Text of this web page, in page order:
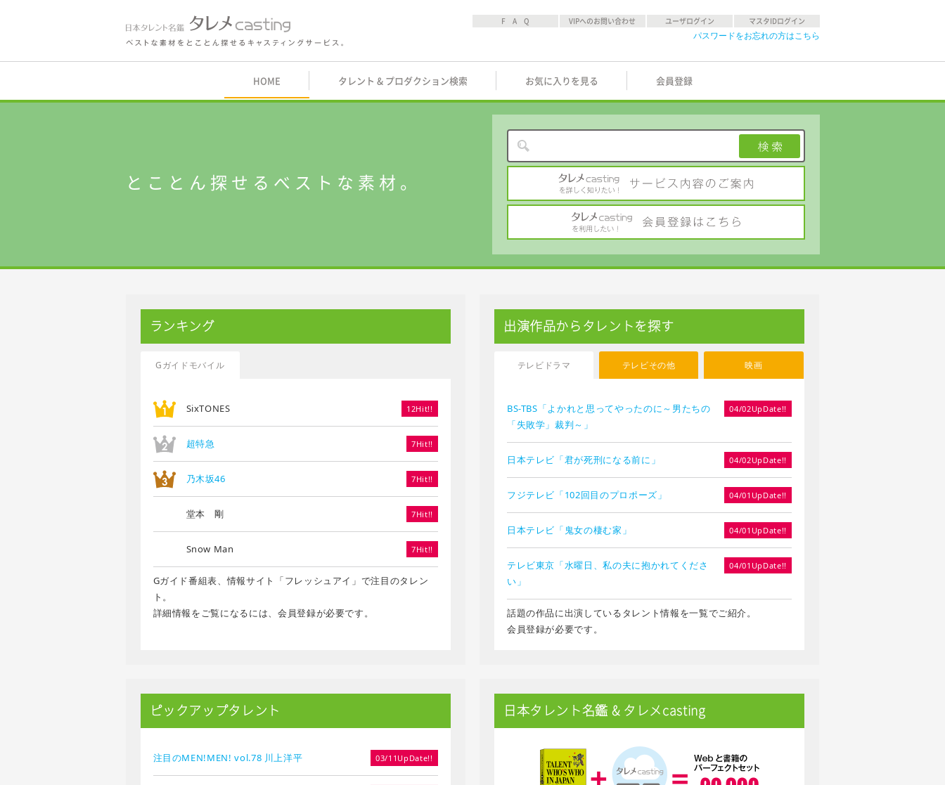
F A Q VIPへのお問い合わせ ユーザログイン マスタIDログイン
パスワードをお忘れの方はこちら
HOME タレント & プロダクション検索 お気に入りを見る 会員登録
とことん探せるベストな素材。
ランキング
Gガイドモバイル
SixTONES 12Hit!!
超特急 7Hit!!
乃木坂46 7Hit!!
堂本 剛 7Hit!!
Snow Man 7Hit!!
Gガイド番組表、情報サイト「フレッシュアイ」で注目のタレン
ト。
詳細情報をご覧になるには、会員登録が必要です。
出演作品からタレントを探す
テレビドラマ テレビその他 映画
BS-TBS「よかれと思ってやったのに～男たちの
「失敗学」裁判～」
04/02UpDate!!
日本テレビ「君が死刑になる前に」 04/02UpDate!!
フジテレビ「102回目のプロポーズ」 04/01UpDate!!
日本テレビ「鬼女の棲む家」 04/01UpDate!!
テレビ東京「水曜日、私の夫に抱かれてくださ
い」
04/01UpDate!!
話題の作品に出演しているタレント情報を一覧でご紹介。
会員登録が必要です。
ピックアップタレント
注目のMEN!MEN! vol.78 川上洋平 03/11UpDate!!
日本タレント名鑑 & タレメcasting